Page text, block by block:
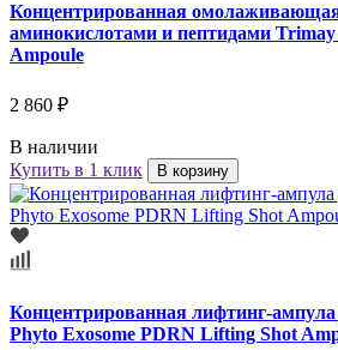
Концентрированная
аминокислотами и пептидами
Ampoule
2 860 ₽
В наличии
Купить в 1 клик
В корзину
Концентрированная лифтинг-
Phyto Exosome PDRN Lifting Shot